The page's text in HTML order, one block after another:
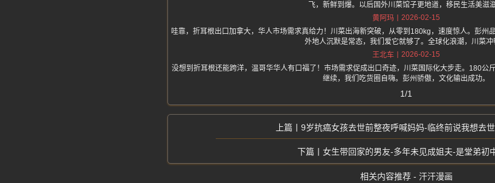
飞，新鲜到爆。以后国外川菜馆子更地道，移民生活美滋滋
黄阿玛
2026-02-15
哇靠，折耳根出口加拿大，华人市场需求真给力！川菜出海新突破，从零到180kg，速度惊人。彭州
外地人沉默是常态，我们爱它就够了。全球化浪潮，川菜冲
王北车
2026-02-15
没想到折耳根还能跨洋，温哥华华人有口福了！市场需求促成出口奇迹，川菜国际化大步走。180公
继续，我们吃货圈自嗨。彭州骄傲，文化输出成功。
1/1
9岁抗癌女孩去世前整夜呼喊妈妈-临终前说我想去
女生带回家的男友-多年未见成姐夫-是堂弟初
相关内容推荐 - 汗汗漫画